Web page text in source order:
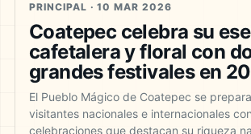
PRINCIPAL · 10 MAR 2026
Coatepec celebra su
cafetalera y floral con
grandes festivales en
El Pueblo Mágico de Coatepec se
visitantes nacionales e internacionales
celebraciones que destacan su riqueza